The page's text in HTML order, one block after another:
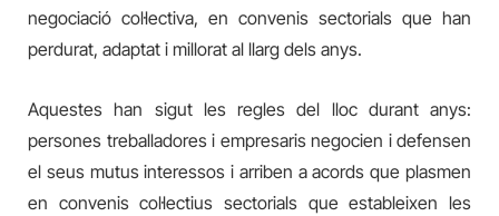
negociació col·lectiva, en convenis sectorials que han
perdurat, adaptat i millorat al llarg dels anys.
Aquestes han sigut les regles del lloc durant anys:
persones treballadores i empresaris negocien i defensen
el seus mutus interessos i arriben a acords que plasmen
en convenis col·lectius sectorials que estableixen les